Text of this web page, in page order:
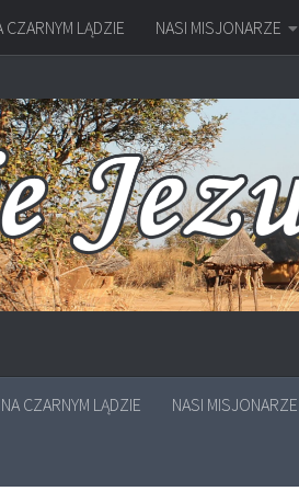
CZARNYM LĄDZIE NASI MISJONARZE
NA CZARNYM LĄDZIE NASI MISJONARZE